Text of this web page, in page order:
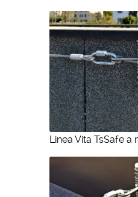
Linea Vita TsSafe